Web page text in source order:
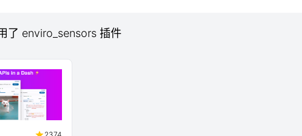
了 enviro_sensors 插件